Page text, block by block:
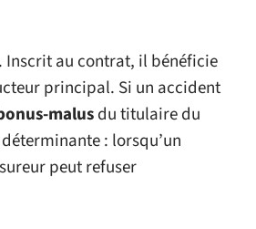
Inscrit au contrat, il bénéficie
principal. Si un accident
malusdu titulaire du
: lorsqu’un
peut refuser